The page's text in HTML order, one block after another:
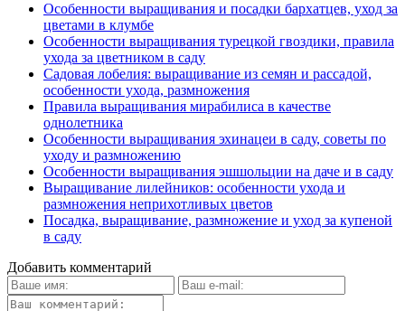
Особенности выращивания и посадки бархатцев, уход за
цветами в клумбе
Особенности выращивания турецкой гвоздики, правила
ухода за цветником в саду
Садовая лобелия: выращивание из семян и рассадой,
особенности ухода, размножения
Правила выращивания мирабилиса в качестве
однолетника
Особенности выращивания эхинацеи в саду, советы по
уходу и размножению
Особенности выращивания эшшольции на даче и в саду
Выращивание лилейников: особенности ухода и
размножения неприхотливых цветов
Посадка, выращивание, размножение и уход за купеной
в саду
Добавить комментарий